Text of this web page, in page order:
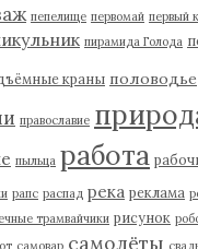
пепелище первомай первый
пирамида Голода
краны половодье
православие
пыльца работа
рапс распад река реклама
трамвайчики рисунок
самовар самолёты